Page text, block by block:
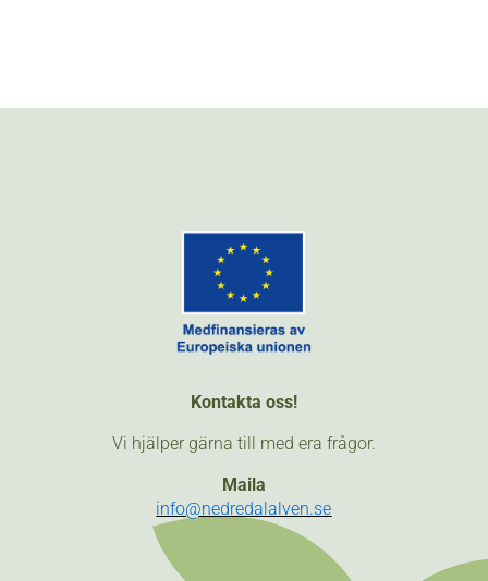
Kontakta oss!
Vi hjälper gärna till med era frågor.
Maila
info@nedredalalven.se